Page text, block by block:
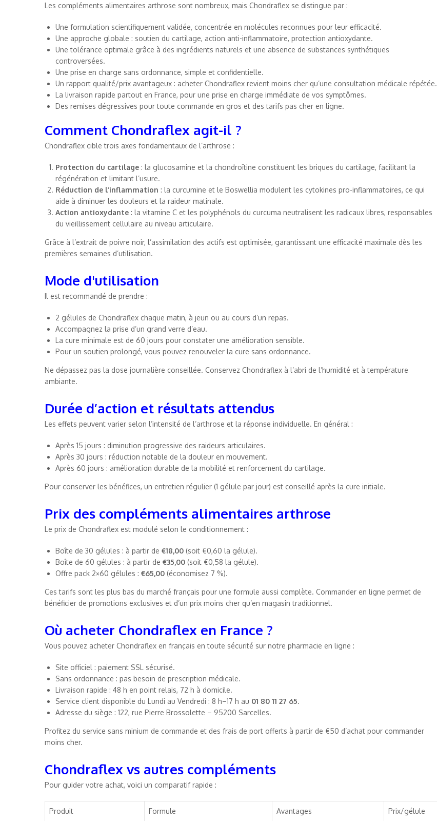
Les compléments alimentaires arthrose sont nombreux, mais Chondraflex se distingue par :
Une formulation scientifiquement validée, concentrée en molécules reconnues pour leur efficacité.
Une approche globale : soutien du cartilage, action anti-inflammatoire, protection antioxydante.
Une tolérance optimale grâce à des ingrédients naturels et une absence de substances synthétiques
controversées.
Une prise en charge sans ordonnance, simple et confidentielle.
Un rapport qualité/prix avantageux : acheter Chondraflex revient moins cher qu’une consultation médicale répétée.
La livraison rapide partout en France, pour une prise en charge immédiate de vos symptômes.
Des remises dégressives pour toute commande en gros et des tarifs pas cher en ligne.
Comment Chondraflex agit-il ?
Chondraflex cible trois axes fondamentaux de l’arthrose :
Protection du cartilage : la glucosamine et la chondroïtine constituent les briques du cartilage, facilitant la
régénération et limitant l’usure.
Réduction de l’inflammation : la curcumine et le Boswellia modulent les cytokines pro-inflammatoires, ce qui
aide à diminuer les douleurs et la raideur matinale.
Action antioxydante : la vitamine C et les polyphénols du curcuma neutralisent les radicaux libres, responsables
du vieillissement cellulaire au niveau articulaire.
Grâce à l’extrait de poivre noir, l’assimilation des actifs est optimisée, garantissant une efficacité maximale dès les
premières semaines d’utilisation.
Mode d'utilisation
Il est recommandé de prendre :
2 gélules de Chondraflex chaque matin, à jeun ou au cours d’un repas.
Accompagnez la prise d’un grand verre d’eau.
La cure minimale est de 60 jours pour constater une amélioration sensible.
Pour un soutien prolongé, vous pouvez renouveler la cure sans ordonnance.
Ne dépassez pas la dose journalière conseillée. Conservez Chondraflex à l’abri de l’humidité et à température
ambiante.
Durée d’action et résultats attendus
Les effets peuvent varier selon l’intensité de l’arthrose et la réponse individuelle. En général :
Après 15 jours : diminution progressive des raideurs articulaires.
Après 30 jours : réduction notable de la douleur en mouvement.
Après 60 jours : amélioration durable de la mobilité et renforcement du cartilage.
Pour conserver les bénéfices, un entretien régulier (1 gélule par jour) est conseillé après la cure initiale.
Prix des compléments alimentaires arthrose
Le prix de Chondraflex est modulé selon le conditionnement :
Boîte de 30 gélules : à partir de €18,00 (soit €0,60 la gélule).
Boîte de 60 gélules : à partir de €35,00 (soit €0,58 la gélule).
Offre pack 2×60 gélules : €65,00 (économisez 7 %).
Ces tarifs sont les plus bas du marché français pour une formule aussi complète. Commander en ligne permet de
bénéficier de promotions exclusives et d’un prix moins cher qu’en magasin traditionnel.
Où acheter Chondraflex en France ?
Vous pouvez acheter Chondraflex en français en toute sécurité sur notre pharmacie en ligne :
Site officiel : paiement SSL sécurisé.
Sans ordonnance : pas besoin de prescription médicale.
Livraison rapide : 48 h en point relais, 72 h à domicile.
Service client disponible du Lundi au Vendredi : 8 h–17 h au 01 80 11 27 65.
Adresse du siège : 122, rue Pierre Brossolette – 95200 Sarcelles.
Profitez du service sans minium de commande et des frais de port offerts à partir de €50 d’achat pour commander
moins cher.
Chondraflex vs autres compléments
Pour guider votre achat, voici un comparatif rapide :
Produit Formule Avantages Prix/gélule